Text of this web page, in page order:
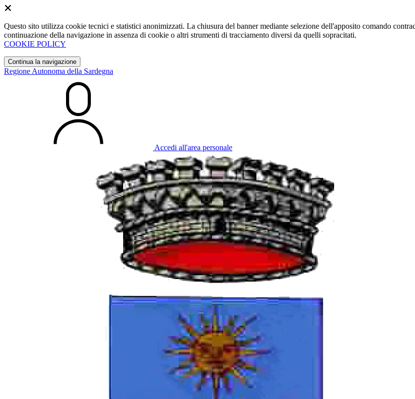
Questo sito utilizza cookie tecnici e statistici anonimizzati. La chiusura del banner mediante selezione dell'apposito comando
continuazione della navigazione in assenza di cookie o altri strumenti di tracciamento diversi da quelli sopracitati.
COOKIE POLICY
Continua la navigazione
Regione Autonoma della Sardegna
Accedi all'area personale